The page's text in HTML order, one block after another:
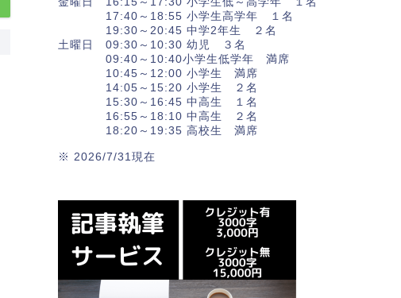
17:40～18:55 小学生高学年 １名
19:30～20:45 中学2年生 ２名
土曜日 09:30～10:30 幼児 ３名
09:40～10:40小学生低学年 満席
10:45～12:00 小学生 満席
14:05～15:20 小学生 ２名
15:30～16:45 中高生 １名
16:55～18:10 中高生 ２名
18:20～19:35 高校生 満席
※ 2026/7/31現在